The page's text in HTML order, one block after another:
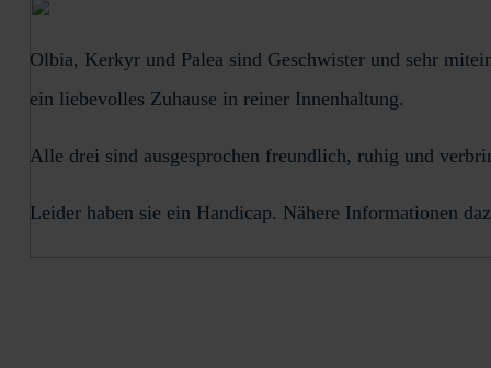
Olbia, Kerkyr und Palea sind Geschwister und sehr
ein liebevolles Zuhause in reiner Innenhaltung.
Alle drei sind ausgesprochen freundlich, ruhig und
Leider haben sie ein Handicap. Nähere Informationen